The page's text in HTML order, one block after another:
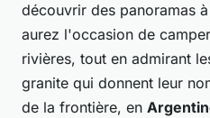
découvrir des panoramas
aurez l'occasion de
rivières, tout en admirant
granite qui donnent leur
de la frontière, en